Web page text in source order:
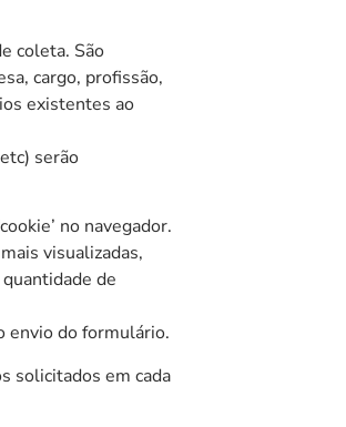
coleta. São
cargo, profissão,
existentes ao
serão
no navegador.
visualizadas,
de
envio do formulário.
solicitados em cada